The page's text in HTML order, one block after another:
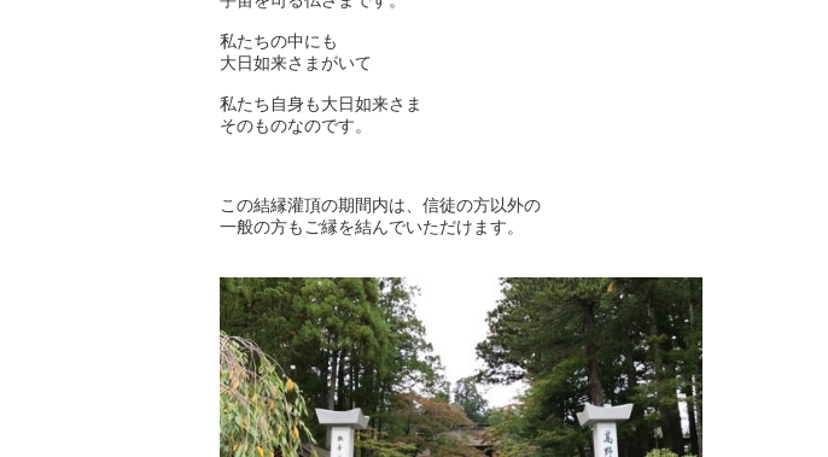
私たちの中にも
大日如来さまがいて
私たち自身も大日如来さま
そのものなのです。
この結縁灌頂の期間内は、信徒の方以外の
一般の方もご縁を結んでいただけます。